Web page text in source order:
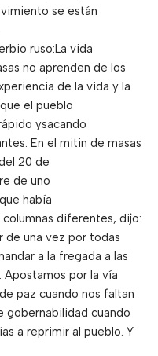
se están
ruso:La vida
no aprenden de los
de la vida y la
el pueblo
ysacando
En el mitin de masas
20 de
de uno
había
diferentes, dijo:
de una vez por todas
a la fregada a las
por la vía
paz cuando nos faltan
gobernabilidad cuando
a reprimir al pueblo. Y